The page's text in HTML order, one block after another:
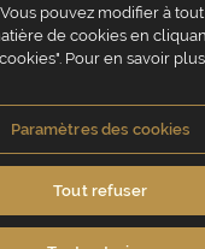
Valrhona
Pariani
pouvez modifier à
de cookies en
Pour en savoir
Paramètres des cookies
Tout refuser